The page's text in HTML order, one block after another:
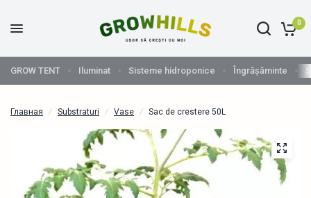
0
GROW TENT Iluminat Sisteme hidroponice Îngrășăminte
Главная / Substraturi / Vase / Sac de crestere 50L